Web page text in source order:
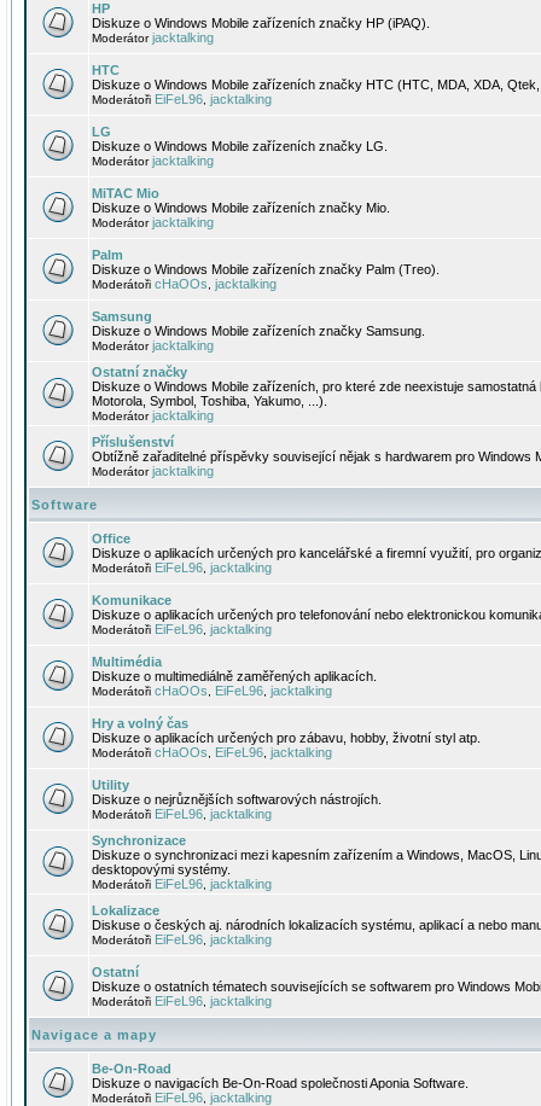
HP
Diskuze o Windows Mobile zařízeních značky HP (iPAQ).
Moderátorjacktalking
HTC
Diskuze o Windows Mobile zařízeních značky HTC (HTC, MDA, XDA,
Moderátoři EiFeL96 jacktalking
LG
Diskuze o Windows Mobile zařízeních značky LG.
Moderátorjacktalking
MiTAC Mio
Diskuze o Windows Mobile zařízeních značky Mio.
Moderátorjacktalking
Palm
Diskuze o Windows Mobile zařízeních značky Palm (Treo).
Moderátoři cHaOOs jacktalking
Samsung
Diskuze o Windows Mobile zařízeních značky Samsung.
Moderátorjacktalking
Ostatní značky
Diskuze o Windows Mobile zařízeních, pro které zde neexistuje
Motorola, Symbol, Toshiba, Yakumo, ...).
Moderátorjacktalking
Příslušenství
Obtížně zařaditelné příspěvky související nějak s hardwarem pro Windows
Moderátorjacktalking
Software
Office
Diskuze o aplikacích určených pro kancelářské a firemní využití, pro
Moderátoři EiFeL96 jacktalking
Komunikace
Diskuze o aplikacích určených pro telefonování nebo elektronickou
Moderátoři EiFeL96 jacktalking
Multimédia
Diskuze o multimediálně zaměřených aplikacích.
Moderátoři cHaOOs EiFeL96 jacktalking
Hry a volný čas
Diskuze o aplikacích určených pro zábavu, hobby, životní styl atp.
Moderátoři cHaOOs EiFeL96 jacktalking
Utility
Diskuze o nejrůznějších softwarových nástrojích.
Moderátoři EiFeL96 jacktalking
Synchronizace
Diskuze o synchronizaci mezi kapesním zařízením a Windows, MacOS,
desktopovými systémy.
Moderátoři EiFeL96 jacktalking
Lokalizace
Diskuse o českých aj. národních lokalizacích systému, aplikací a nebo
Moderátoři EiFeL96 jacktalking
Ostatní
Diskuze o ostatních tématech souvisejících se softwarem pro Windows
Moderátoři EiFeL96 jacktalking
Navigace a mapy
Be-On-Road
Diskuze o navigacích Be-On-Road společnosti Aponia Software.
Moderátoři EiFeL96 jacktalking